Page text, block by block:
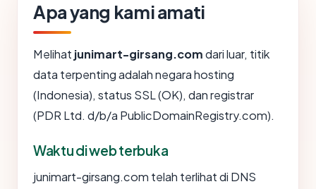
Apa yang kami amati
Melihat junimart-girsang.comdari luar, titik
data terpenting adalah negara hosting
(Indonesia), status SSL (OK), dan registrar
(PDR Ltd. d/b/a PublicDomainRegistry.com).
Waktu di web terbuka
junimart-girsang.com telah terlihat di DNS